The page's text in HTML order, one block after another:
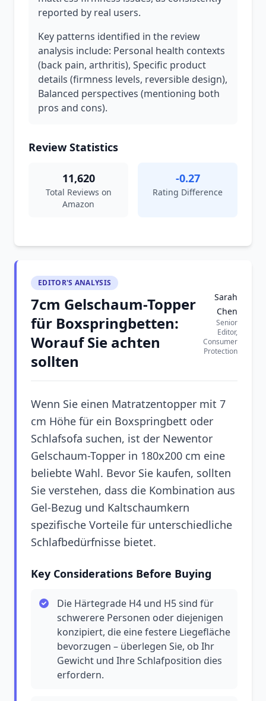
reported by real users.
Key patterns identified in the review
analysis include: Personal health contexts
(back pain, arthritis), Specific product
details (firmness levels, reversible design),
Balanced perspectives (mentioning both
pros and cons).
Review Statistics
11,620
Total Reviews on
Amazon
-0.27
Rating Difference
EDITOR'S ANALYSIS
7cm Gelschaum-Topper
für Boxspringbetten:
Worauf Sie achten
sollten
Sarah
Chen
Senior
Editor,
Consumer
Protection
Wenn Sie einen Matratzentopper mit 7
cm Höhe für ein Boxspringbett oder
Schlafsofa suchen, ist der Newentor
Gelschaum-Topper in 180x200 cm eine
beliebte Wahl. Bevor Sie kaufen, sollten
Sie verstehen, dass die Kombination aus
Gel-Bezug und Kaltschaumkern
spezifische Vorteile für unterschiedliche
Schlafbedürfnisse bietet.
Key Considerations Before Buying
Die Härtegrade H4 und H5 sind für
schwerere Personen oder diejenigen
konzipiert, die eine festere Liegefläche
bevorzugen – überlegen Sie, ob Ihr
Gewicht und Ihre Schlafposition dies
erfordern.